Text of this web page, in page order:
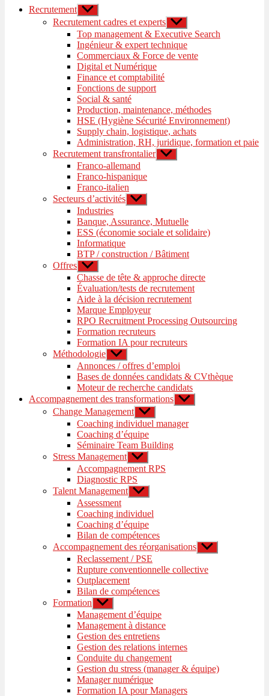
Recrutement Afficher
le
sous-
menu
Recrutement cadres et experts Afficher
le
sous-
menu
Top management & Executive Search
Ingénieur & expert technique
Commerciaux & Force de vente
Digital et Numérique
Finance et comptabilité
Fonctions de support
Social & santé
Production, maintenance, méthodes
HSE (Hygiène Sécurité Environnement)
Supply chain, logistique, achats
Administration, RH, juridique, formation et paie
Recrutement transfrontalier Afficher
le
Franco-allemand
Franco-hispanique
Franco-italien
Secteurs d’activités Afficher
le
menu
Industries
Banque, Assurance, Mutuelle
ESS (économie sociale et solidaire)
Informatique
BTP / construction / Bâtiment
Offres Afficher
le
sous-
menu
Chasse de tête & approche directe
Évaluation/tests de recrutement
Aide à la décision recrutement
Marque Employeur
RPO Recruitment Processing Outsourcing
Formation recruteurs
Formation IA pour recruteurs
Méthodologie Afficher
le
sous-
menu
Annonces / offres d’emploi
Bases de données candidats & CVthèque
Moteur de recherche candidats
Accompagnement des transformations Afficher
le
menu
Change Management Afficher
le
sous-
menu
Coaching individuel manager
Coaching d’équipe
Séminaire Team Building
Stress Management Afficher
le
sous-
menu
Accompagnement RPS
Diagnostic RPS
Talent Management Afficher
le
sous-
menu
Assessment
Coaching individuel
Coaching d’équipe
Bilan de compétences
Accompagnement des réorganisations Afficher
le
menu
Reclassement / PSE
Rupture conventionnelle collective
Outplacement
Bilan de compétences
Formation Afficher
le
sous-
menu
Management d’équipe
Management à distance
Gestion des entretiens
Gestion des relations internes
Conduite du changement
Gestion du stress (manager & équipe)
Manager numérique
Formation IA pour Managers